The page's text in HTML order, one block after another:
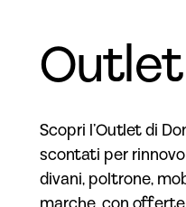
Outlet
Scopri l’Outlet di
scontati per
divani, poltrone,